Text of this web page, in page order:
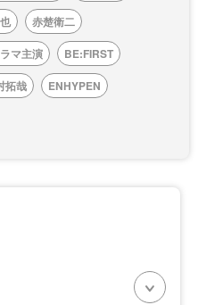
赤楚衛二
マ主演
BE:FIRST
拓哉
ENHYPEN